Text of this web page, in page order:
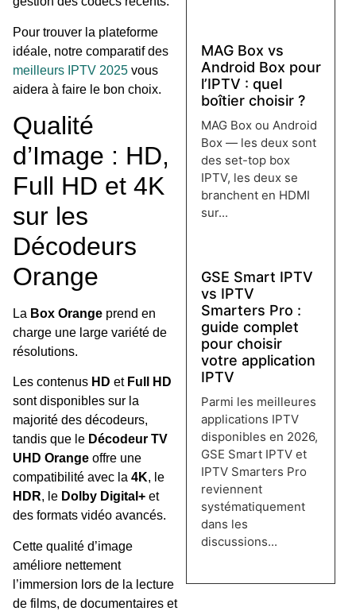
Pour trouver la plateforme
idéale, notre comparatif des
meilleurs IPTV 2025 vous
aidera à faire le bon choix.
Qualité
d’Image : HD,
Full HD et 4K
sur les
Décodeurs
Orange
La Box Orange prend en
charge une large variété de
résolutions.
Les contenus HD et Full HD
sont disponibles sur la
majorité des décodeurs,
tandis que le Décodeur TV
UHD Orange offre une
compatibilité avec la 4K, le
HDR, le Dolby Digital+ et
des formats vidéo avancés.
Cette qualité d’image
améliore nettement
l’immersion lors de la lecture
de films, de documentaires et
MAG Box vs
Android Box pour
l’IPTV : quel
boîtier choisir ?
MAG Box ou Android
Box — les deux sont
des set-top box
IPTV, les deux se
branchent en HDMI
sur...
GSE Smart IPTV
vs IPTV
Smarters Pro :
guide complet
pour choisir
votre application
IPTV
Parmi les meilleures
applications IPTV
disponibles en 2026,
GSE Smart IPTV et
IPTV Smarters Pro
reviennent
systématiquement
dans les
discussions...